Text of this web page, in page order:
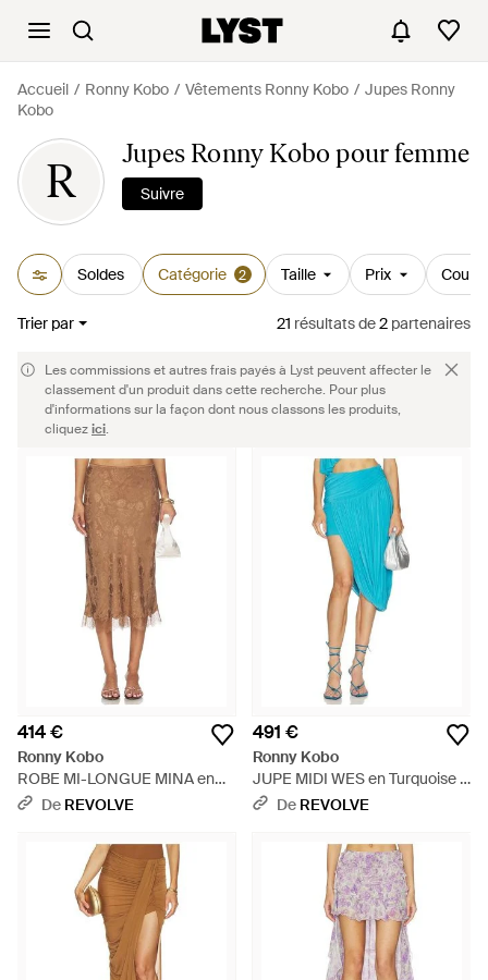
Accueil Ronny Kobo Vêtements Ronny Kobo
Jupes Ronny
Kobo
R
Jupes Ronny Kobo pour femme
Suivre
Soldes Catégorie 2 Taille Prix
Trier par 21 résultatsde2 partenaires
Les commissions et autres frais payés à Lyst peuvent affecter le
classement d'un produit dans cette recherche. Pour plus
d'informations sur la façon dont nous classons les produits,
cliquezici.
414 €
Ronny Kobo
ROBE MI-LONGUE MINA en
Brown - Marron
De REVOLVE
491 €
Ronny Kobo
JUPE MIDI WES en Turquoise -
BleuDe REVOLVE